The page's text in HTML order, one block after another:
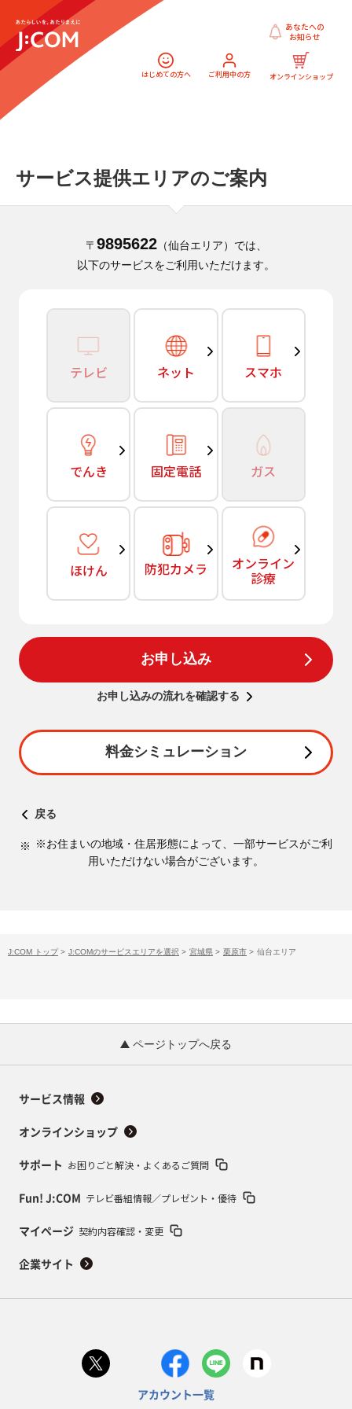
はじめての方へ ご利用中の方 オンラインショップ
あなたへの
お知らせ
サービス提供エリアのご案内
〒 9895622（仙台エリア）では、
以下のサービスをご利用いただけます。
テレビ ネット スマホ
でんき 固定電話 ガス
ほけん 防犯カメラ オンライン
診療
お申し込み
お申し込みの流れを確認する
料金シミュレーション
戻る
※お住まいの地域・住居形態によって、一部サービスがご利
用いただけない場合がございます。
J:COM トップ > J:COMのサービスエリアを選択 > 宮城県 > 栗原市 > 仙台エリア
ページトップへ戻る
サービス情報
オンラインショップ
サポート お困りごと解決・よくあるご質問
Fun! J:COM テレビ番組情報／プレゼント・優待
マイページ 契約内容確認・変更
企業サイト
アカウント一覧